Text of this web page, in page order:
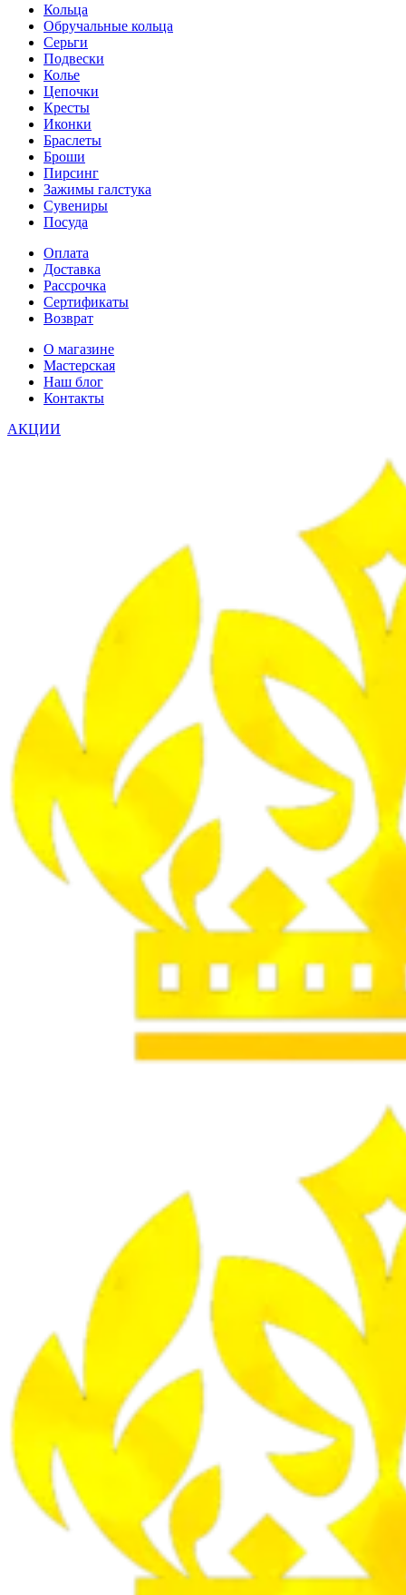
Кольца
Обручальные кольца
Серьги
Подвески
Колье
Цепочки
Кресты
Иконки
Браслеты
Броши
Пирсинг
Зажимы галстука
Сувениры
Посуда
Оплата
Доставка
Рассрочка
Сертификаты
Возврат
О магазине
Мастерская
Наш блог
Контакты
АКЦИИ